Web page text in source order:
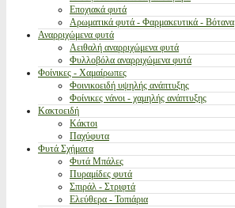
Εποχιακά φυτά
Αρωματικά φυτά - Φαρμακευτικά - Βότανα
Αναρριχώμενα φυτά
Αειθαλή αναρριχώμενα φυτά
Φυλλοβόλα αναρριχώμενα φυτά
Φοίνικες - Χαμαίρωπες
Φοινικοειδή υψηλής ανάπτυξης
Φοίνικες νάνοι - χαμηλής ανάπτυξης
Κακτοειδή
Κάκτοι
Παχύφυτα
Φυτά Σχήματα
Φυτά Μπάλες
Πυραμίδες φυτά
Σπιράλ - Στριφτά
Ελεύθερα - Τοπιάρια